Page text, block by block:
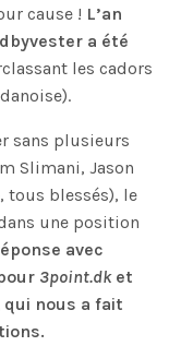
cause ! L’an
a été
les cadors
sans plusieurs
Slimani, Jason
tous blessés), le
une position
avec
3point.dket
qui nous a fait